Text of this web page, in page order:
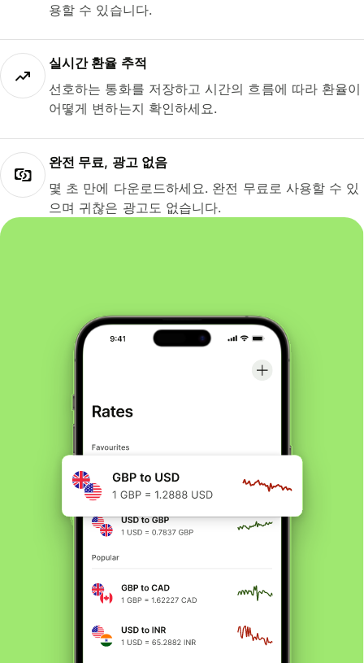
용할 수 있습니다.
실시간 환율 추적
선호하는 통화를 저장하고 시간의 흐름에 따라 환율이
어떻게 변하는지 확인하세요.
완전 무료, 광고 없음
몇 초 만에 다운로드하세요. 완전 무료로 사용할 수 있
으며 귀찮은 광고도 없습니다.